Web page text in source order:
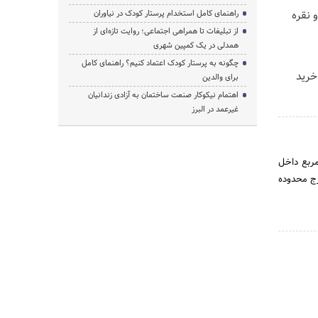
نقره
با 378445 نفر جمعیت و وسعت 23 کیلومتر مربع داخل
محدوده
راهنمای کامل استخدام پرستار کودک در نیاوران
از تبلیغات تا همراهی اجتماعی؛ روایت تازه‌ای از
همدلی در یک کمپین شهری
چگونه به پرستار کودک اعتماد کنیم؟ راهنمای کامل
برای والدین
اهتمام نیکوکار صنعت ساختمان به آزادی زندانیان
غیرعمد در البرز